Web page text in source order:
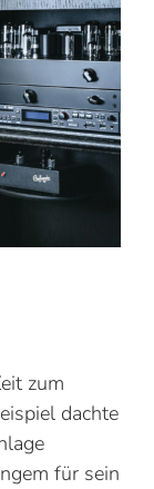
zum
dachte
für sein